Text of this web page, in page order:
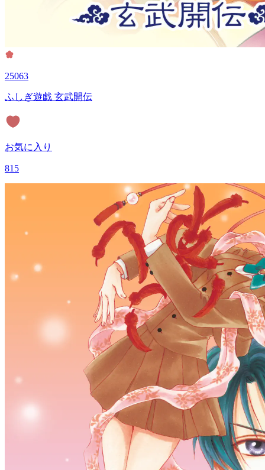
25063
ふしぎ遊戯 玄武開伝
お気に入り
815